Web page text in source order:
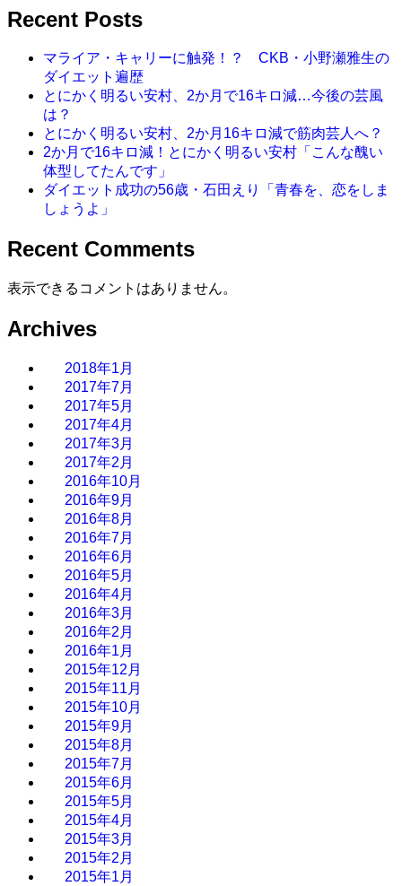
Recent Posts
マライア・キャリーに触発！？ CKB・小野瀬雅生の
ダイエット遍歴
とにかく明るい安村、2か月で16キロ減…今後の芸風
は？
とにかく明るい安村、2か月16キロ減で筋肉芸人へ？
2か月で16キロ減！とにかく明るい安村「こんな醜い
体型してたんです」
ダイエット成功の56歳・石田えり「青春を、恋をしま
しょうよ」
Recent Comments
表示できるコメントはありません。
Archives
2018年1月
2017年7月
2017年5月
2017年4月
2017年3月
2017年2月
2016年10月
2016年9月
2016年8月
2016年7月
2016年6月
2016年5月
2016年4月
2016年3月
2016年2月
2016年1月
2015年12月
2015年11月
2015年10月
2015年9月
2015年8月
2015年7月
2015年6月
2015年5月
2015年4月
2015年3月
2015年2月
2015年1月